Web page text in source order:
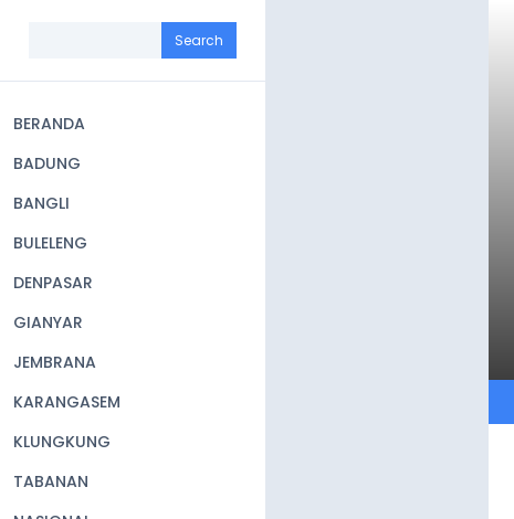
navigation
BERANDA
BADUNG
BANGLI
BULELENG
DENPASAR
GIANYAR
JEMBRANA
KARANGASEM
KLUNGKUNG
TABANAN